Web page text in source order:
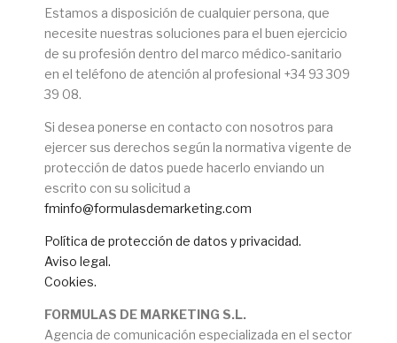
Estamos a disposición de cualquier persona, que
necesite nuestras soluciones para el buen ejercicio
de su profesión dentro del marco médico-sanitario
en el teléfono de atención al profesional +34 93 309
39 08.
Si desea ponerse en contacto con nosotros para
ejercer sus derechos según la normativa vigente de
protección de datos puede hacerlo enviando un
escrito con su solicitud a
fminfo@formulasdemarketing.com
Política de protección de datos y privacidad.
Aviso legal.
Cookies.
FORMULAS DE MARKETING S.L.
Agencia de comunicación especializada en el sector